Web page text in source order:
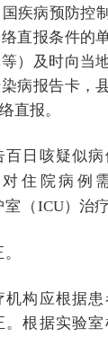
疾病预防控
直报条件的
等）及时向当
病报告卡，
直报。
百日咳疑似
住院病例
室（ICU）治
机构应根据
。根据实验